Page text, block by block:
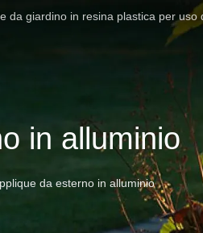
da giardino in resina plastica per uso
in alluminio
da esterno in alluminio